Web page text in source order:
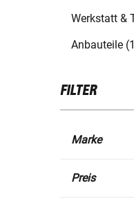
Werkstatt &
Anbauteile
FILTER
Marke
Preis